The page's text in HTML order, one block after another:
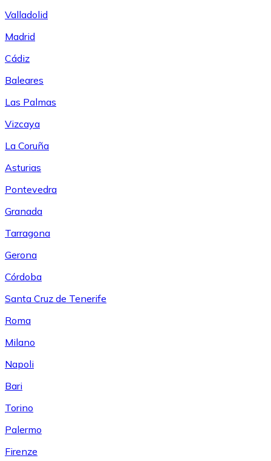
Valladolid
Madrid
Cádiz
Baleares
Las Palmas
Vizcaya
La Coruña
Asturias
Pontevedra
Granada
Tarragona
Gerona
Córdoba
Santa Cruz de Tenerife
Roma
Milano
Napoli
Bari
Torino
Palermo
Firenze